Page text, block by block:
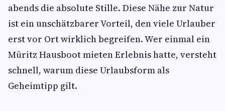
abends die absolute Stille. Diese Nähe zur Natur
ist ein unschätzbarer Vorteil, den viele Urlauber
erst vor Ort wirklich begreifen. Wer einmal ein
Müritz Hausboot mieten Erlebnis hatte, versteht
schnell, warum diese Urlaubsform als
Geheimtipp gilt.